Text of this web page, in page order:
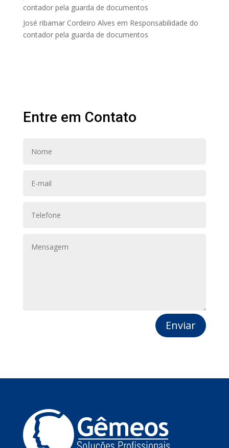
contador pela guarda de documentos
José ribamar Cordeiro Alves em Responsabilidade do
contador pela guarda de documentos
Entre em Contato
Enviar